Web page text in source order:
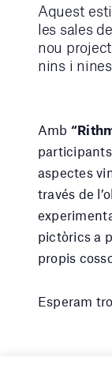
Aquest
les sales
nou
nins i nines
Amb
aspectes
través de
pictòrics a
propis
Esperam